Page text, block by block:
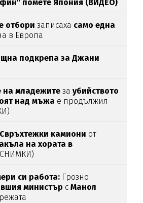
помете Япония (ВИДЕО)
отбори записаха само една
в Европа
подкрепа за Джани
на младежите за убийството
над мъжа е продължил
Свръхтежки камиони от
на хората в
си работа: Грозно
министър сМанол